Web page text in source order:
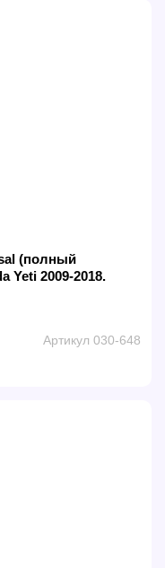
(полный
Yeti 2009-2018.
Артикул 030-648